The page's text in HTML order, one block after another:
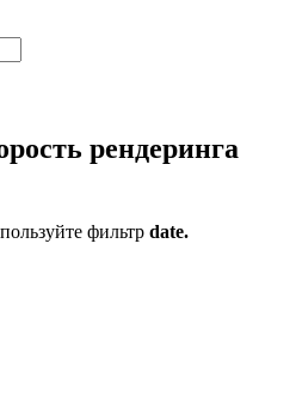
рендеринга
фильтр date.